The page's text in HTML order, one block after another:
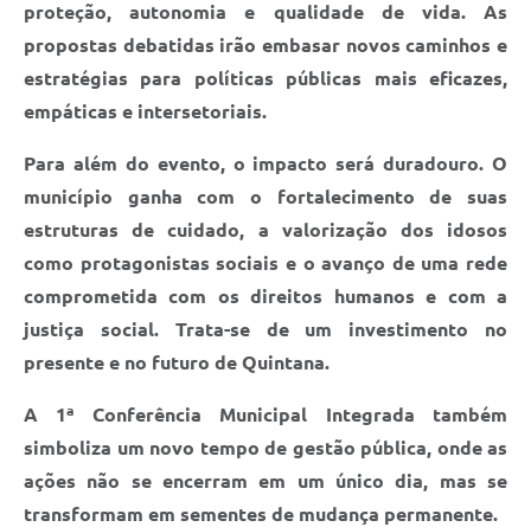
proteção, autonomia e qualidade de vida. As
propostas debatidas irão embasar novos caminhos e
estratégias para políticas públicas mais eficazes,
empáticas e intersetoriais.
Para além do evento, o impacto será duradouro. O
município ganha com o fortalecimento de suas
estruturas de cuidado, a valorização dos idosos
como protagonistas sociais e o avanço de uma rede
comprometida com os direitos humanos e com a
justiça social. Trata-se de um investimento no
presente e no futuro de Quintana.
A 1ª Conferência Municipal Integrada também
simboliza um novo tempo de gestão pública, onde as
ações não se encerram em um único dia, mas se
transformam em sementes de mudança permanente.